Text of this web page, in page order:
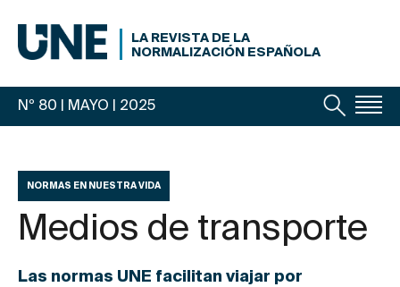
LA REVISTA DE LA
NORMALIZACIÓN ESPAÑOLA
Nº 80 | MAYO | 2025
NORMAS EN NUESTRA VIDA
Medios de transporte
Las normas UNE facilitan viajar por